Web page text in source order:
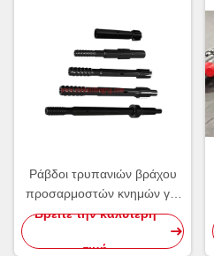
Ράβδοι τρυπανιών βράχου
προσαρμοστών κνημών για
το εργαλείο διατρήσεων
Montabert Sandvik ατλάντων
Βρείτε την καλύτερη
τιμή